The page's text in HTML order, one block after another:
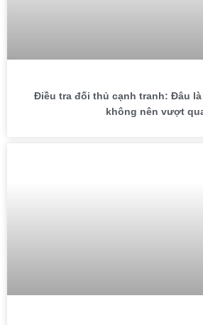
Điều tra đối thủ cạnh tranh: Đâu
không nên vượt